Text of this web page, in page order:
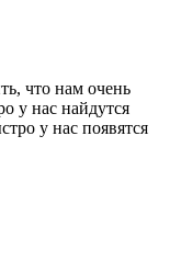
что нам очень
у нас найдутся
у нас появятся